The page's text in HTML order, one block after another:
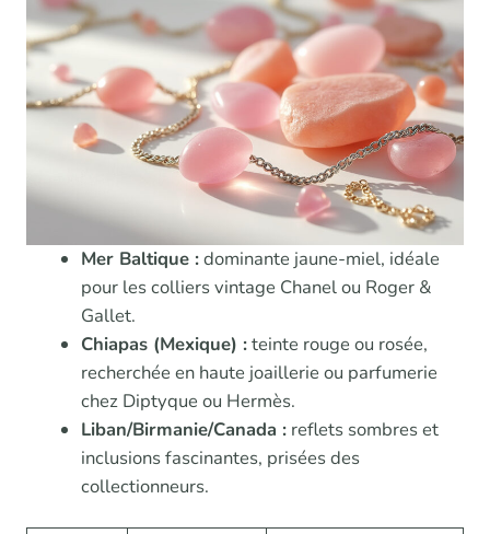
Mer Baltique :dominante jaune-miel, idéale
pour les colliers vintage Chanel ou Roger &
Gallet.
Chiapas (Mexique) :teinte rouge ou rosée,
recherchée en haute joaillerie ou parfumerie
chez Diptyque ou Hermès.
Liban/Birmanie/Canada :reflets sombres et
inclusions fascinantes, prisées des
collectionneurs.